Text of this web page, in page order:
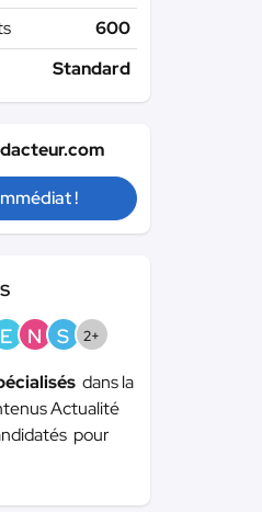
600
Standard
!
E N S 2+
dans la
Actualité
pour